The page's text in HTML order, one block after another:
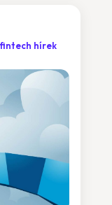
hírek